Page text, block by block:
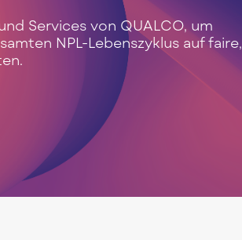
Services von QUALCO, um
NPL-Lebenszyklus auf faire,